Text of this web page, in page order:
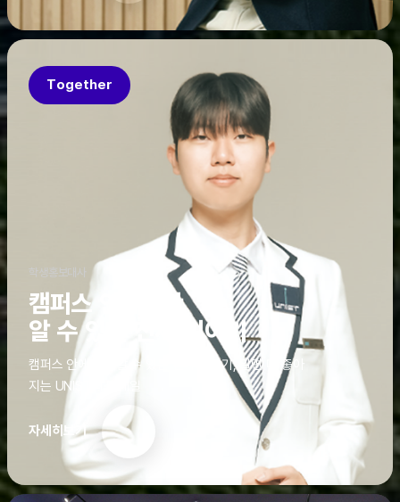
Together
학생홍보대사
캠퍼스 안에서만
알 수 있는 진짜 이야기
캠퍼스 안에서만 알 수 있는 진짜 이야기, 알면 더 좋아
지는 UNIST의 디테일
자세히보기